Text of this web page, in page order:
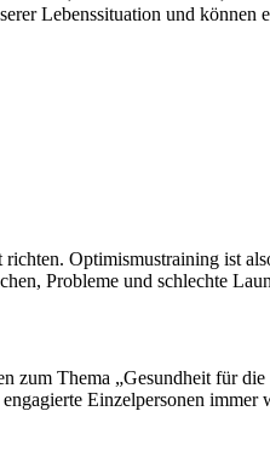
Lebenssituation und
Optimismustraining ist
Probleme und schlechte
zum Thema „Gesundheit für
Einzelpersonen